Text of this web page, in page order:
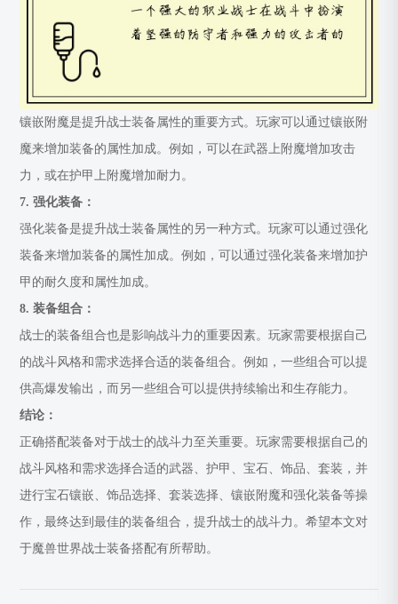
镶嵌附魔是提升战士装备属性的重要方式。玩家可以通过镶嵌附
魔来增加装备的属性加成。例如，可以在武器上附魔增加攻击
力，或在护甲上附魔增加耐力。
7. 强化装备：
强化装备是提升战士装备属性的另一种方式。玩家可以通过强化
装备来增加装备的属性加成。例如，可以通过强化装备来增加护
甲的耐久度和属性加成。
8. 装备组合：
战士的装备组合也是影响战斗力的重要因素。玩家需要根据自己
的战斗风格和需求选择合适的装备组合。例如，一些组合可以提
供高爆发输出，而另一些组合可以提供持续输出和生存能力。
结论：
正确搭配装备对于战士的战斗力至关重要。玩家需要根据自己的
战斗风格和需求选择合适的武器、护甲、宝石、饰品、套装，并
进行宝石镶嵌、饰品选择、套装选择、镶嵌附魔和强化装备等操
作，最终达到最佳的装备组合，提升战士的战斗力。希望本文对
于魔兽世界战士装备搭配有所帮助。